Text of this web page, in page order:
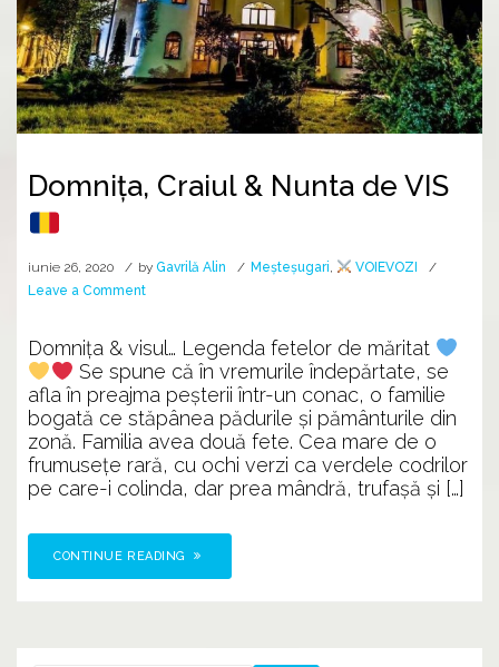
Domnița, Craiul & Nunta de VIS
iunie 26, 2020 by Gavrilă Alin Meșteșugari
VOIEVOZI
Leave a Commenton
&
Nunta
de
VIS
Domnița & visul… Legenda fetelor de măritat
Se spune că în vremurile îndepărtate, se
afla în preajma peșterii într-un conac, o familie
bogată ce stăpânea pădurile și pământurile din
zonă. Familia avea două fete. Cea mare de o
frumusețe rară, cu ochi verzi ca verdele codrilor
pe care-i colinda, dar prea mândră, trufașă și […]
CONTINUE READING